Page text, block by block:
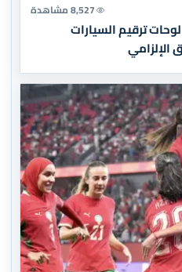
8,527 مشاهدة
ترقيم السيارات
الإلزامي